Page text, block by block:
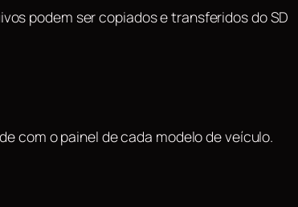
podem ser copiados e transferidos do SD
com o painel de cada modelo de veículo.